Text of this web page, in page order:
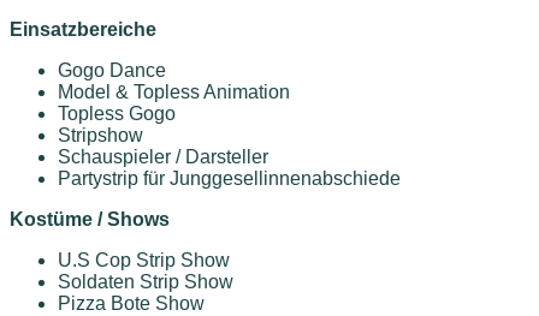
Einsatzbereiche
Gogo Dance
Model & Topless Animation
Topless Gogo
Stripshow
Schauspieler / Darsteller
Partystrip für Junggesellinnenabschiede
Kostüme / Shows
U.S Cop Strip Show
Soldaten Strip Show
Pizza Bote Show